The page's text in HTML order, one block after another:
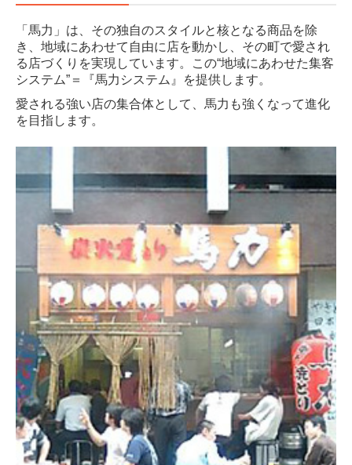
「馬力」は、その独自のスタイルと核となる商品を除
き、地域にあわせて自由に店を動かし、その町で愛され
る店づくりを実現しています。この“地域にあわせた集客
システム”＝『馬力システム』を提供します。
愛される強い店の集合体として、馬力も強くなって進化
を目指します。